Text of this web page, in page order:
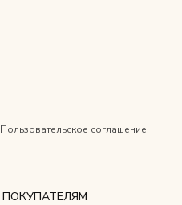
Пользовательское соглашение
ПОКУПАТЕЛЯМ